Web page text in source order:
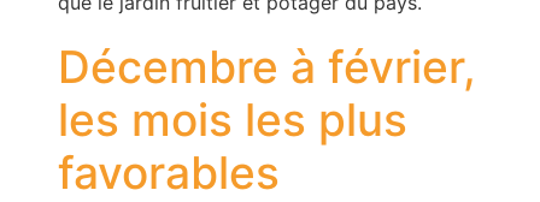
Décembre à février,
les mois les plus
favorables